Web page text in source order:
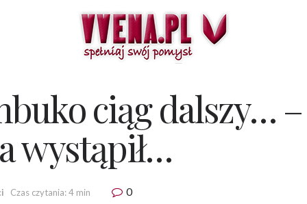
ciąg dalszy…
wystąpił…
Czas czytania: 4 min 0